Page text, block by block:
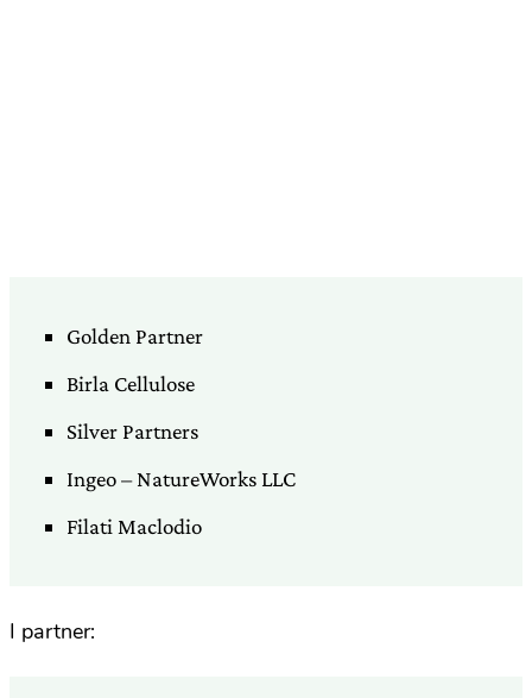
Golden Partner
Birla Cellulose
Silver Partners
Ingeo – NatureWorks LLC
Filati Maclodio
I partner: